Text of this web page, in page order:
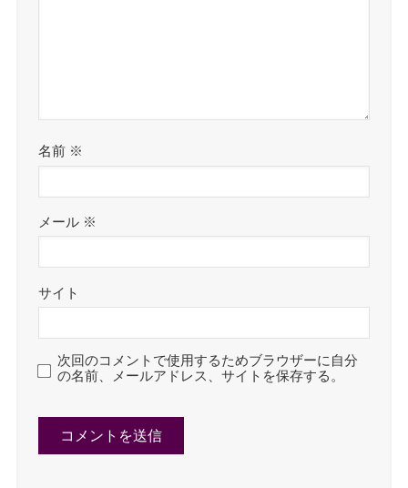
名前 ※
メール ※
サイト
次回のコメントで使用するためブラウザーに自分
の名前、メールアドレス、サイトを保存する。